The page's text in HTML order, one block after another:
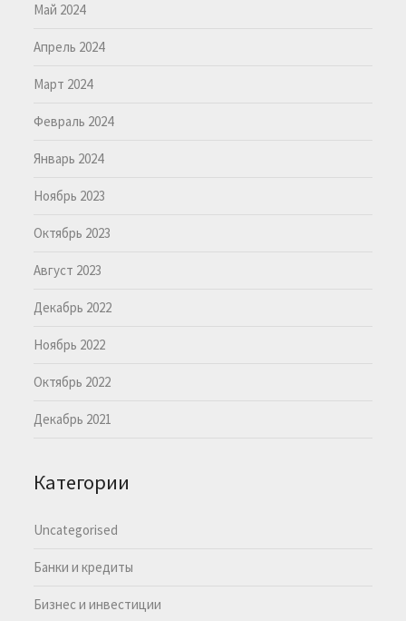
Май 2024
Апрель 2024
Март 2024
Февраль 2024
Январь 2024
Ноябрь 2023
Октябрь 2023
Август 2023
Декабрь 2022
Ноябрь 2022
Октябрь 2022
Декабрь 2021
Категории
Uncategorised
Банки и кредиты
Бизнес и инвестиции